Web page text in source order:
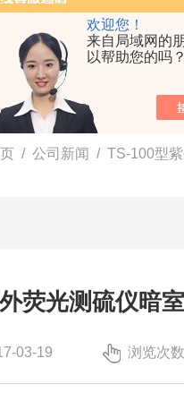
欢迎您！
来自局域网的
以帮助您的吗？
/ 公司新闻 / TS-100型
荧光测硫仪暗
03-19 浏览次